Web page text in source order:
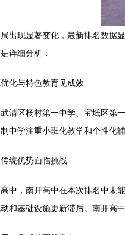
出现显著变化，最新排名数据
详细分析：
化与特色教育见成效
清区杨村第一中学、宝坻区第
中学注重小班化教学和个性化
统优势面临挑战
中，南开高中在本次排名中未
和基础设施更新滞后。南开高